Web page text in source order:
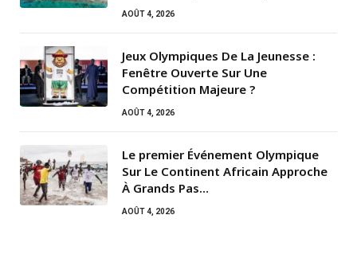
AOÛT 4, 2026
Jeux Olympiques De La Jeunesse :
Fenêtre Ouverte Sur Une
Compétition Majeure ?
AOÛT 4, 2026
Le premier Événement Olympique
Sur Le Continent Africain Approche
À Grands Pas…
AOÛT 4, 2026